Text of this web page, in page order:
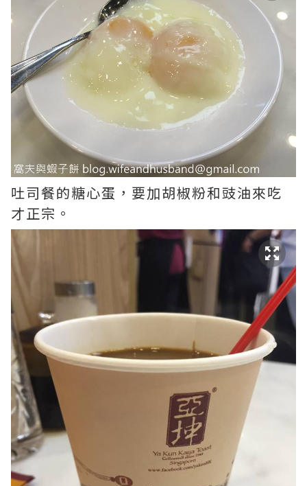
吐司餐的糖心蛋，要加胡椒粉和豉油來吃
才正宗。